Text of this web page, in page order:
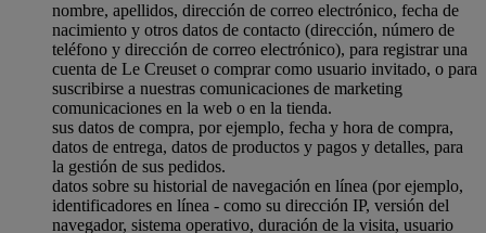
nombre, apellidos, dirección de correo electrónico, fecha de
nacimiento y otros datos de contacto (dirección, número de
teléfono y dirección de correo electrónico), para registrar una
cuenta de Le Creuset o comprar como usuario invitado, o para
suscribirse a nuestras comunicaciones de marketing
comunicaciones en la web o en la tienda.
sus datos de compra, por ejemplo, fecha y hora de compra,
datos de entrega, datos de productos y pagos y detalles, para
la gestión de sus pedidos.
datos sobre su historial de navegación en línea (por ejemplo,
identificadores en línea - como su dirección IP, versión del
navegador, sistema operativo, duración de la visita, usuario